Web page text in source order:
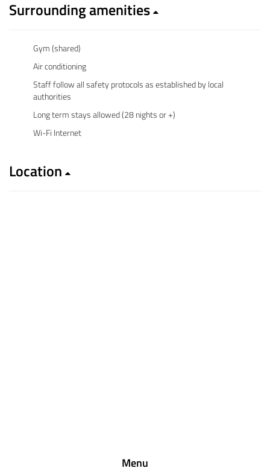
Surrounding amenities
Gym (shared)
Air conditioning
Staff follow all safety protocols as established by local
authorities
Long term stays allowed (28 nights or +)
Wi-Fi Internet
Location
Menu